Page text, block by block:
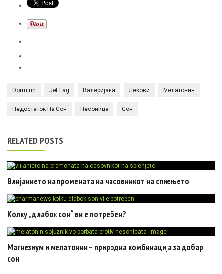
Dormirin Jet Lag Валеријана Лекови Мелатонин
Недостаток На Сон Несоница Сон
RELATED POSTS
Влијанието на промената на часовникот на спиењето
Колку „длабок сон“ ви е потребен?
Магнезиум и мелатонин – природна комбинација за добар
сон